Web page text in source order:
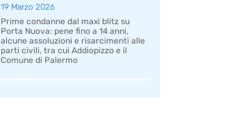
19 Marzo 2026
Prime condanne dal maxi blitz su
Porta Nuova: pene fino a 14 anni,
alcune assoluzioni e risarcimenti alle
parti civili, tra cui Addiopizzo e il
Comune di Palermo